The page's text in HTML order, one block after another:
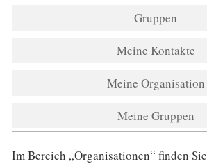
Gruppen
Meine Kontakte
Meine Organisation
Meine Gruppen
Im Bereich „Organisationen“ finden